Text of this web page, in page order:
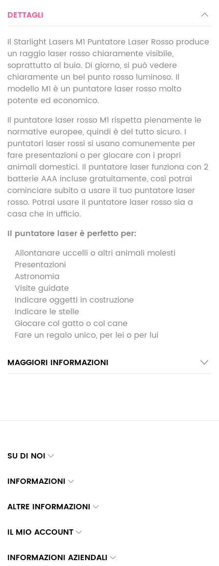
DETTAGLI
Il Starlight Lasers M1 Puntatore Laser Rosso produce
un raggio laser rosso chiaramente visibile,
soprattutto al buio. Di giorno, si può vedere
chiaramente un bel punto rosso luminoso. Il
modello M1 è un puntatore laser rosso molto
potente ed economico.
Il puntatore laser rosso M1 rispetta pienamente le
normative europee, quindi è del tutto sicuro. I
puntatori laser rossi si usano comunemente per
fare presentazioni o per giocare con i propri
animali domestici. Il puntatore laser funziona con 2
batterie AAA incluse gratuitamente, così potrai
cominciare subito a usare il tuo puntatore laser
rosso. Potrai usare il puntatore laser rosso sia a
casa che in ufficio.
Il puntatore laser è perfetto per:
Allontanare uccelli o altri animali molesti
Presentazioni
Astronomia
Visite guidate
Indicare oggetti in costruzione
Indicare le stelle
Giocare col gatto o col cane
Fare un regalo unico, per lei o per lui
MAGGIORI INFORMAZIONI
SU DI NOI
INFORMAZIONI
ALTRE INFORMAZIONI
IL MIO ACCOUNT
INFORMAZIONI AZIENDALI